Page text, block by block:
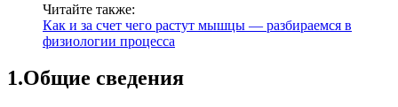
Читайте также:
Как и за счет чего растут мышцы — разбираемся в
физиологии процесса
1.Общие сведения